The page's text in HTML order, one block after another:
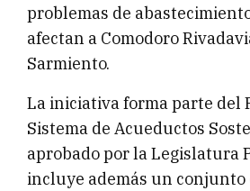
problemas de
afectan a Comodoro
Sarmiento.
La iniciativa forma parte del
Sistema de Acueductos
aprobado por la Legislatura
incluye además un conjunto